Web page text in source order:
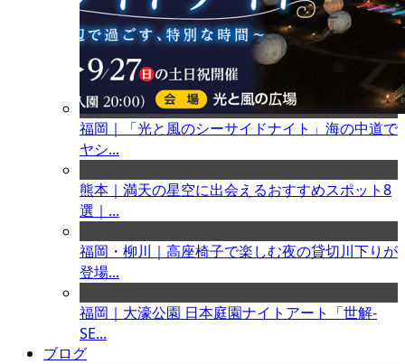
福岡｜「光と風のシーサイドナイト」海の中道で
ヤシ...
熊本｜満天の星空に出会えるおすすめスポット8
選｜...
福岡・柳川｜高座椅子で楽しむ夜の貸切川下りが
登場...
福岡｜大濠公園 日本庭園ナイトアート「世解-
SE...
ブログ